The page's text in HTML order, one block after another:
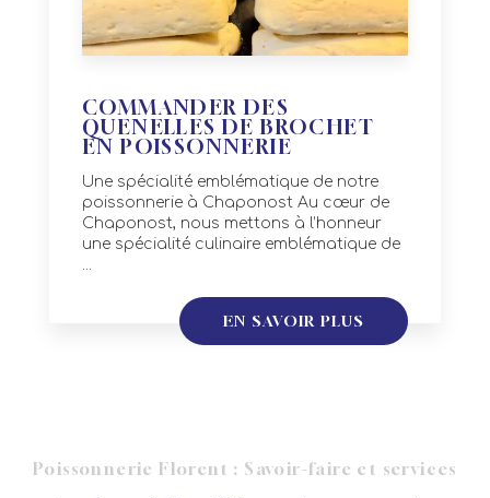
COMMANDER DES
QUENELLES DE BROCHET
EN POISSONNERIE
Une spécialité emblématique de notre
poissonnerie à Chaponost Au cœur de
Chaponost, nous mettons à l’honneur
une spécialité culinaire emblématique de
...
EN SAVOIR PLUS
Poissonnerie Florent : Savoir-faire et services